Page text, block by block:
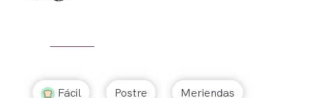
Fácil Postre Meriendas